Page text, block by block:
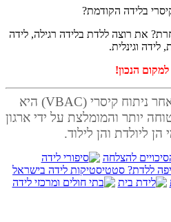
בלידה הקודמת?
את רוצה ללדת בלידה רגילה, לידה
לידה וגינלית.
הנכון!
ניתוח קיסרי (VBAC)
היא
יותר והמומלצת על ידי ארגון
ליולדת והן לילוד.